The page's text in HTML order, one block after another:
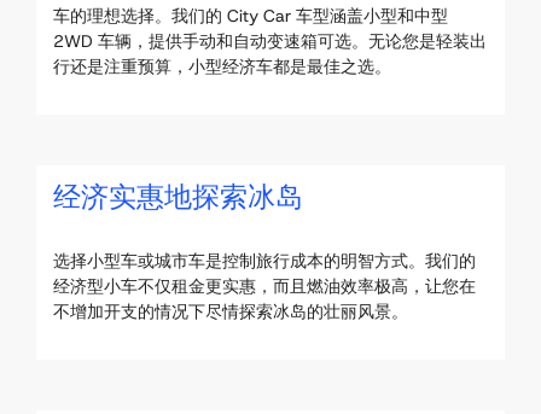
车的理想选择。我们的 City Car 车型涵盖小型和中型
2WD 车辆，提供手动和自动变速箱可选。无论您是轻装出
行还是注重预算，小型经济车都是最佳之选。
经济实惠地探索冰岛
选择小型车或城市车是控制旅行成本的明智方式。我们的
经济型小车不仅租金更实惠，而且燃油效率极高，让您在
不增加开支的情况下尽情探索冰岛的壮丽风景。